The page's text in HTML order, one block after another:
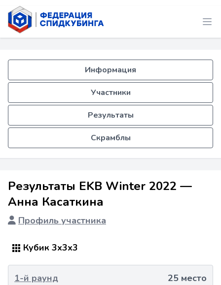
Информация
Участники
Результаты
Скрамблы
Результаты EKB Winter 2022 —
Анна Касаткина
Профиль участника
Кубик 3x3x3
1-й раунд 25 место